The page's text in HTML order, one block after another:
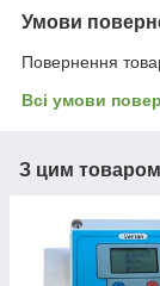
Умови
Повернення
Всі умови
З цим